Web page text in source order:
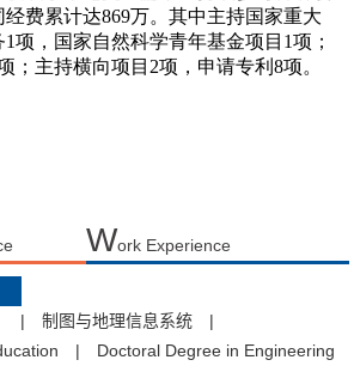
Work Experience
| 制图与地理信息系统
|
| Doctoral Degree in Engineering